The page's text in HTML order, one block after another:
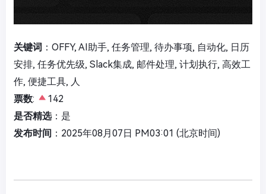
关键词 ：OFFY, AI助手, 任务管理, 待办事项, 自动化, 日历
安排, 任务优先级, Slack集成, 邮件处理, 计划执行, 高效工
作, 便捷工具, 人
票数:
142
是否精选：是
发布时间 ：2025年08月07日 PM03:01 (北京时间)